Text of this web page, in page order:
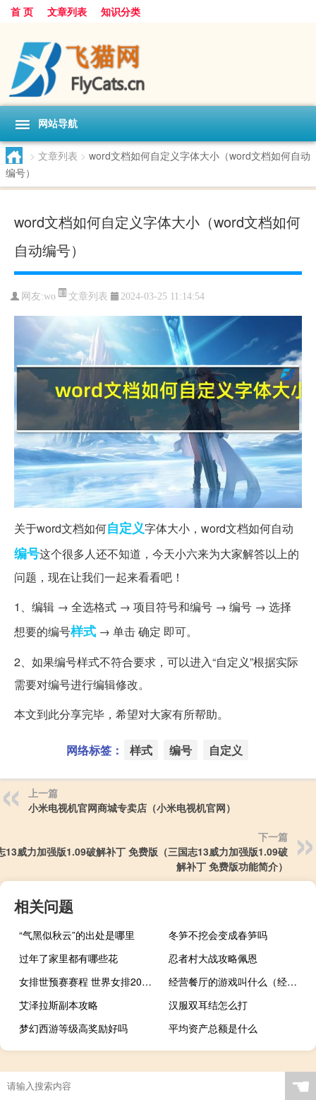
首 页 文章列表 知识分类
网站导航
> 文章列表 > word文档如何自定义字体大小（word文档如何自动
编号）
word文档如何自定义字体大小（word文档如何
自动编号）
网友:wo 文章列表 2024-03-25 11:14:54
关于word文档如何自定义字体大小，word文档如何自动
编号这个很多人还不知道，今天小六来为大家解答以上的
问题，现在让我们一起来看看吧！
1、编辑 → 全选格式 → 项目符号和编号 → 编号 → 选择
想要的编号样式 → 单击 确定 即可。
2、如果编号样式不符合要求，可以进入“自定义”根据实际
需要对编号进行编辑修改。
本文到此分享完毕，希望对大家有所帮助。
网络标签： 样式 编号 自定义
上一篇
小米电视机官网商城专卖店（小米电视机官网）
下一篇
13威力加强版1.09破解补丁 免费版（三国志13威力加强版1.09破
解补丁 免费版功能简介）
相关问题
“气黑似秋云”的出处是哪里
冬笋不挖会变成春笋吗
过年了家里都有哪些花
忍者村大战攻略佩恩
女排世预赛赛程 世界女排2021赛程时间表
经营餐厅的游戏叫什么（经营餐厅）
艾泽拉斯副本攻略
汉服双耳结怎么打
梦幻西游等级高奖励好吗
平均资产总额是什么
☚